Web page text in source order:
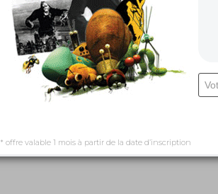
* offre valable 1 mois à partir de la date d’inscription